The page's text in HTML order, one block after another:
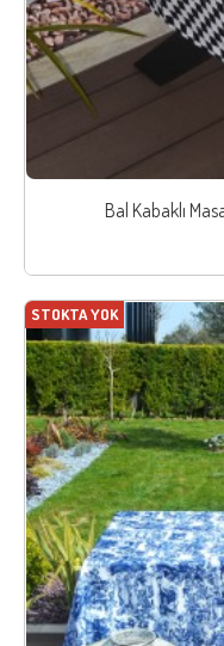
Bal Kabaklı
STOKTA YOK